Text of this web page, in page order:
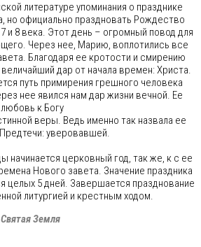
литературе упоминания о празднике
но официально праздновать Рождество
и 8 века. Этот день – огромный повод для
Через нее, Марию, воплотились все
Благодаря ее кротости и смирению
дар от начала времен: Христа.
путь примирения грешного человека
нее явился нам дар жизни вечной. Ее
к Богу
веры. Ведь именно так назвала ее
уверовавшей.
начинается церковный год, так же, к с ее
Нового завета. Значение праздника
целых 5 дней. Завершается празднование
литургией и крестным ходом.
Святая Земля